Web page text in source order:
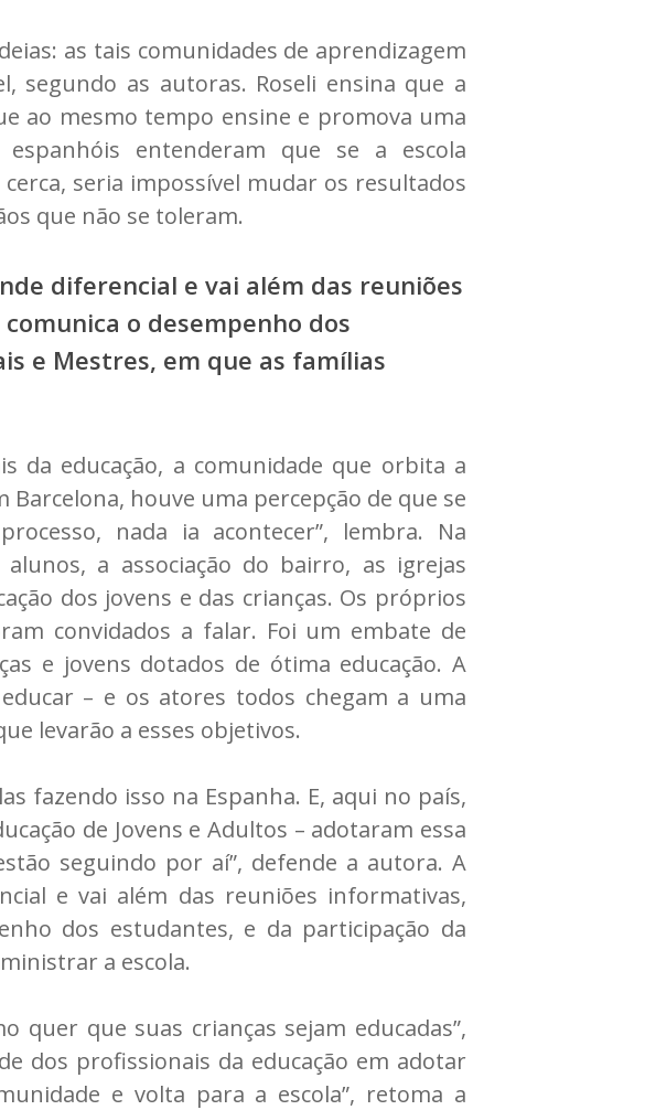
as tais comunidades de aprendizagem
segundo as autoras. Roseli ensina que a
ao mesmo tempo ensine e promova uma
entenderam que se a escola
seria impossível mudar os resultados
que não se toleram.
diferencial e vai além das reuniões
o desempenho dos
e Mestres, em que as famílias
da educação, a comunidade que orbita a
houve uma percepção de que se
nada ia acontecer”, lembra. Na
a associação do bairro, as igrejas
dos jovens e das crianças. Os próprios
convidados a falar. Foi um embate de
e jovens dotados de ótima educação. A
– e os atores todos chegam a uma
levarão a esses objetivos.
fazendo isso na Espanha. E, aqui no país,
de Jovens e Adultos – adotaram essa
seguindo por aí”, defende a autora. A
e vai além das reuniões informativas,
dos estudantes, e da participação da
a escola.
quer que suas crianças sejam educadas”,
dos profissionais da educação em adotar
e volta para a escola”, retoma a